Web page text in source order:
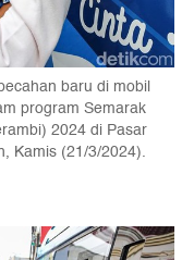
baru di mobil
program Semarak
2024 di Pasar
Kamis (21/3/2024).